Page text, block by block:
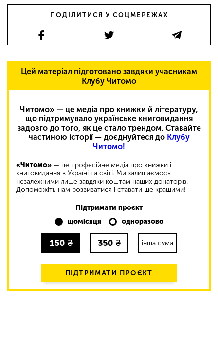
ПОДІЛИТИСЯ У СОЦМЕРЕЖАХ
Цей матеріал підготовано завдяки учасникам
Клубу Читомо
Читомо» — це медіа про книжки й літературу,
що підтримувало українське книговидання
задовго до того, як це стало трендом. Ставайте
частиною історії — доєднуйтеся до Клубу
Читомо!
«Читомо» — це професійне медіа про книжки і
книговидання в Україні та світі. Ми залишаємось
незалежними лише завдяки коштам наших донаторів.
Допоможіть нам розвиватися і ставати ще кращими!
Підтримати проєкт
щомісяця
одноразово
150 ₴ 350 ₴ інша сума
ПІДТРИМАТИ ПРОЄКТ